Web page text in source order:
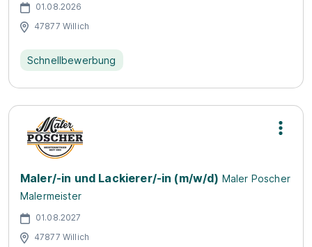
01.08.2026
47877 Willich
Schnellbewerbung
Maler/-in und Lackierer/-in (m/w/d) Maler Poscher
Malermeister
01.08.2027
47877 Willich